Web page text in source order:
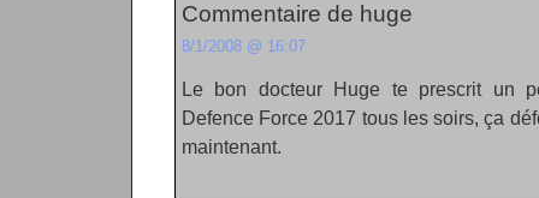
Commentaire de huge
8/1/2008 @ 16:07
Le bon docteur Huge te prescrit un
Defence Force 2017 tous les soirs, ça
maintenant.